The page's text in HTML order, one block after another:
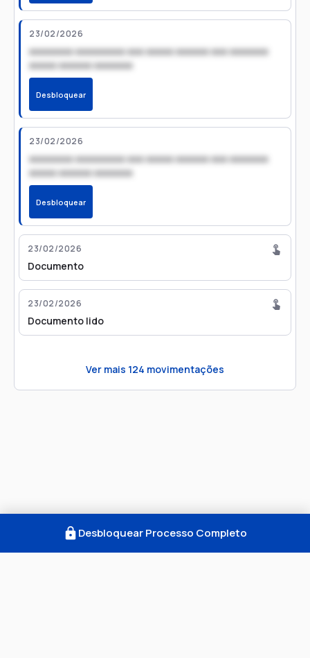
23/02/2026
xxxxxxxx xxxxxxxxx xxx xxxxx xxxxxx xxx xxxxxxx
xxxxx xxxxxx xxxxxxx
Desbloquear
23/02/2026
xxxxxxxx xxxxxxxxx xxx xxxxx xxxxxx xxx xxxxxxx
xxxxx xxxxxx xxxxxxx
Desbloquear
23/02/2026
Documento
23/02/2026
Documento lido
Ver mais 124 movimentações
Desbloquear Processo Completo